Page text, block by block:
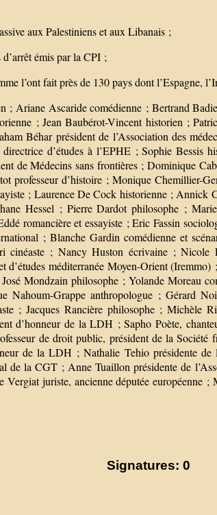
aux Palestiniens et aux Libanais ;
émis par la CPI ;
l’ont fait près de 130 pays dont l’Espagne,
; Ariane Ascaride comédienne ; Bertrand
; Jean Baubérot-Vincent historien ;
Béhar président de l’Association des
directrice d’études à l’EPHE ; Sophie Bessis
de Médecins sans frontières ; Dominique
professeur d’histoire ; Monique Chemillier-
; Laurence De Cock historienne ; Annick
Hessel ; Pierre Dardot philosophe ;
romancière et essayiste ; Eric Fassin
; Blanche Gardin comédienne et
cinéaste ; Nancy Huston écrivaine ; Nicole
d’études méditerranée Moyen-Orient
Mondzain philosophe ; Yolande Moreau
Nahoum-Grappe anthropologue ; Gérard
; Jacques Rancière philosophe ; Michèle
d’honneur de la LDH ; Sapho Poète,
de droit public, président de la
de la LDH ; Nathalie Tehio présidente
de la CGT ; Anne Tuaillon présidente de
Vergiat juriste, ancienne députée européenne
Signatures: 0